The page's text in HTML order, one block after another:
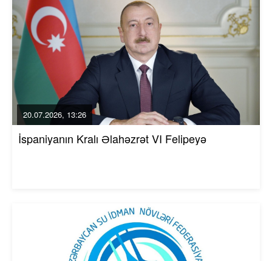
20.07.2026, 13:26
İspaniyanın Kralı Əlahəzrət VI Felipeyə